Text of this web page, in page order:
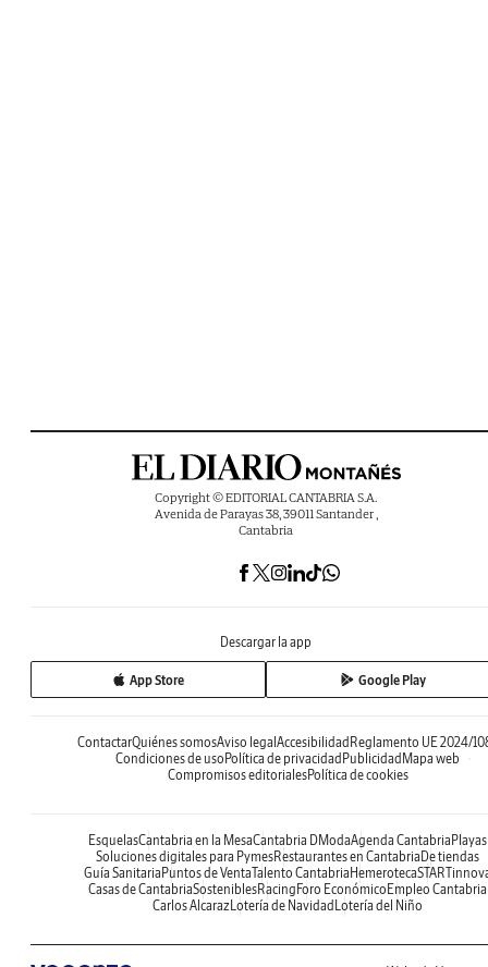
Copyright © EDITORIAL CANTABRIA S.A.
Avenida de Parayas 38, 39011 Santander ,
Cantabria
Descargar la app
App Store Google Play
ContactarQuiénes somosAviso legal Accesibilidad Reglamento UE 2024/
Condiciones de uso Política de privacidad Publicidad Mapa web
Compromisos editorialesPolítica de cookies
EsquelasCantabria en la MesaCantabria DModaAgenda Cantabria Playas
Soluciones digitales para PymesRestaurantes en Cantabria De tiendas
Guía Sanitaria Puntos de VentaTalento Cantabria Hemeroteca
Casas de CantabriaSosteniblesRacing Foro Económico Empleo Cantabria
Carlos AlcarazLotería de Navidad Lotería del Niño